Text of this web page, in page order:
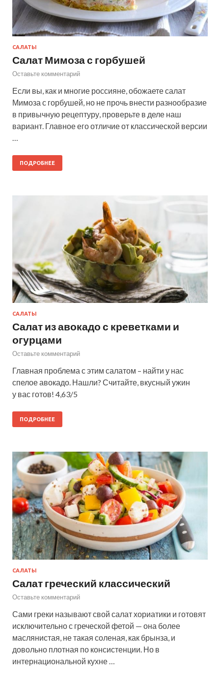
САЛАТЫ
Салат Мимоза с горбушей
Оставьте комментарий
Если вы, как и многие россияне, обожаете салат
Мимоза с горбушей, но не прочь внести разнообразие
в привычную рецептуру, проверьте в деле наш
вариант. Главное его отличие от классической версии
…
ПОДРОБНЕЕ
САЛАТЫ
Салат из авокадо с креветками и
огурцами
Оставьте комментарий
Главная проблема с этим салатом – найти у нас
спелое авокадо. Нашли? Считайте, вкусный ужин
у вас готов! 4,63/5
ПОДРОБНЕЕ
САЛАТЫ
Салат греческий классический
Оставьте комментарий
Сами греки называют свой салат хориатики и готовят
исключительно с греческой фетой — она более
маслянистая, не такая соленая, как брынза, и
довольно плотная по консистенции. Но в
интернациональной кухне …